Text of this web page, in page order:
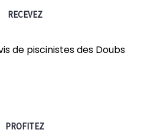
RECEVEZ
de piscinistes des Doubs
PROFITEZ